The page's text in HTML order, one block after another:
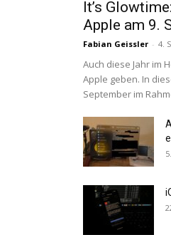
It’s
Apple am 9.
Fabian Geissler - 4.
Auch diese Jahr im
Apple geben. In
September im